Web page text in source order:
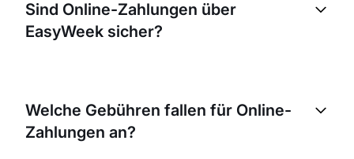
Sind Online-Zahlungen über
EasyWeek sicher?
Verschlüsselungstechnologien und arbeiten mit
zuverlässigen Zahlungsanbietern, die internationale
Welche Gebühren fallen für Online-
Zahlungen an?